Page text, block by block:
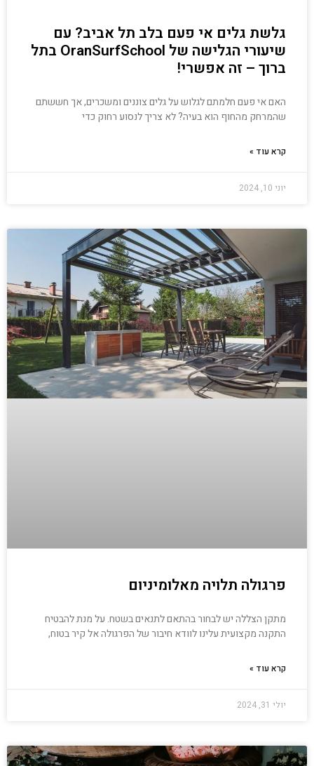
גלשת גלים אי פעם בלב תל אביב? עם
שיעורי הגלישה של OranSurfSchool בתל
ברוך – זה אפשרי!
האם אי פעם חלמתם לגלוש על גלים צוננים ומשכרים, אך חששתם
שהמרחק מהחוף הוא בעיה? לא צריך לנסוע רחוק כדי
קרא עוד »
יוני 10, 2024
פרגולה תלויה מאלומיניום
מתקן הצללה יש לבחור בהתאם לתנאים בשטח. על מנת להבטיח
התקנה מקצועית עלינו לוודא חיבור של הפרגולה אל קיר בטוח,
קרא עוד »
יולי 31, 2024